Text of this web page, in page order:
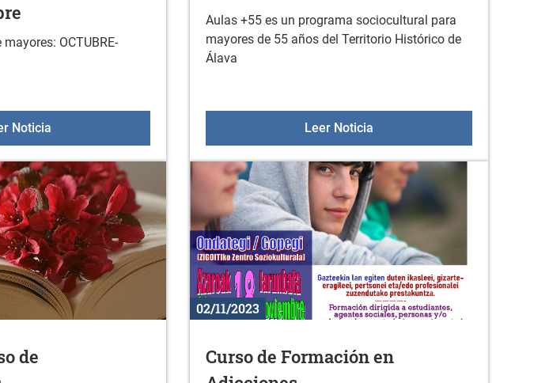
OCTUBRE-
Noticia Sala de encuentro de mayores: 20 de noviembre
Aulas +55 es un programa sociocultural para
mayores de 55 años del Territorio Histórico de
Álava
Leer Noticia
de
02/11/2023
Curso de Formación en